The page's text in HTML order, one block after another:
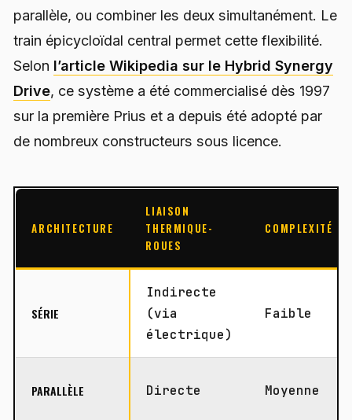
parallèle, ou combiner les deux simultanément. Le
train épicycloïdal central permet cette flexibilité.
Selon l’article Wikipedia sur le Hybrid Synergy
Drive, ce système a été commercialisé dès 1997
sur la première Prius et a depuis été adopté par
de nombreux constructeurs sous licence.
ARCHITECTURE
LIAISON
THERMIQUE-
ROUES
COMPLEXITÉ
SÉRIE
Indirecte
(via
électrique)
Faible
PARALLÈLE Directe Moyenne